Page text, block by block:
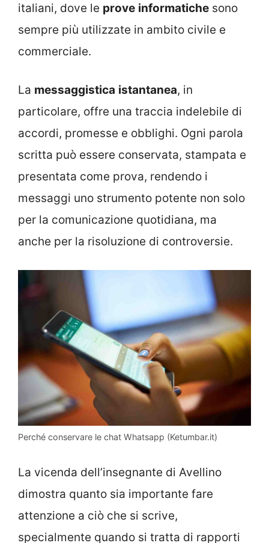
italiani, dove le prove informatiche sono
sempre più utilizzate in ambito civile e
commerciale.
La messaggistica istantanea, in
particolare, offre una traccia indelebile di
accordi, promesse e obblighi. Ogni parola
scritta può essere conservata, stampata e
presentata come prova, rendendo i
messaggi uno strumento potente non solo
per la comunicazione quotidiana, ma
anche per la risoluzione di controversie.
Perché conservare le chat Whatsapp (Ketumbar.it)
La vicenda dell’insegnante di Avellino
dimostra quanto sia importante fare
attenzione a ciò che si scrive,
specialmente quando si tratta di rapporti